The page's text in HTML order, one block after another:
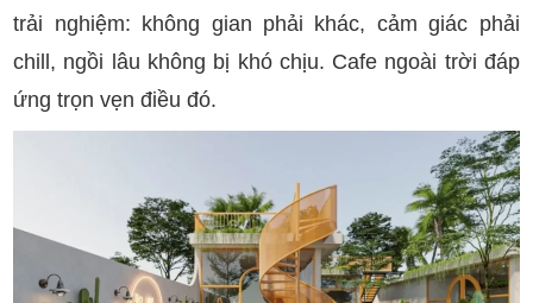
trải nghiệm: không gian phải khác, cảm giác phải
chill, ngồi lâu không bị khó chịu. Cafe ngoài trời đáp
ứng trọn vẹn điều đó.